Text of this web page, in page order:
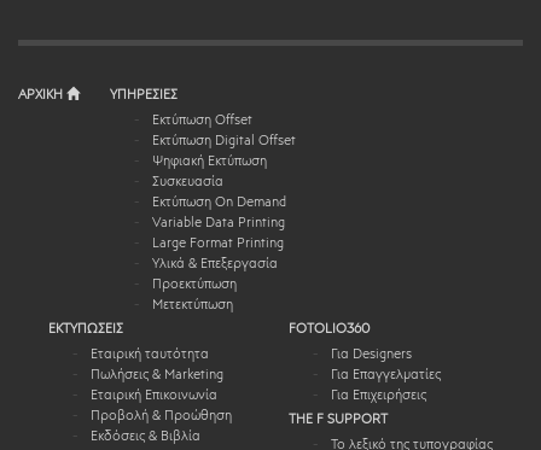
ΑΡΧΙΚΗ
ΥΠΗΡΕΣΙΕΣ
Εκτύπωση Offset
Εκτύπωση Digital Offset
Ψηφιακή Εκτύπωση
Συσκευασία
Εκτύπωση On Demand
Variable Data Printing
Large Format Printing
Υλικά & Επεξεργασία
Προεκτύπωση
Μετεκτύπωση
ΕΚΤΥΠΩΣΕΙΣ
Εταιρική ταυτότητα
Πωλήσεις & Marketing
Εταιρική Επικοινωνία
Προβολή & Προώθηση
Εκδόσεις & Βιβλία
FOTOLIO360
Για Designers
Για Επαγγελματίες
Για Επιχειρήσεις
THE F SUPPORT
Το λεξικό της τυπογραφίας